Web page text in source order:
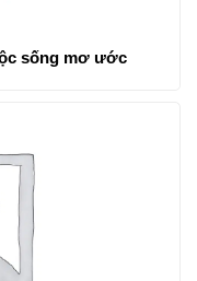
sống mơ ước